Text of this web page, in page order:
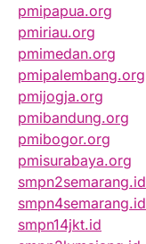
pmipapua.org
pmiriau.org
pmimedan.org
pmipalembang.org
pmijogja.org
pmibandung.org
pmibogor.org
pmisurabaya.org
smpn2semarang.id
smpn4semarang.id
smpn14jkt.id